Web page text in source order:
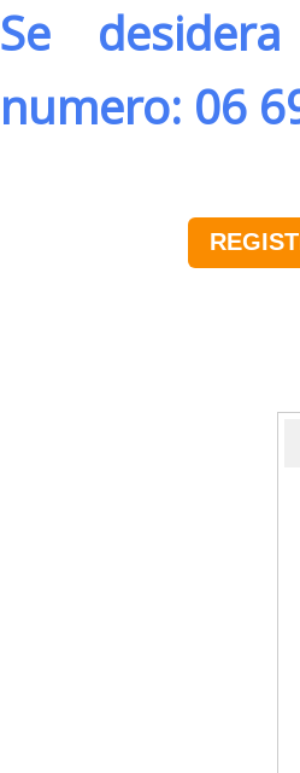
Se
numero: 06